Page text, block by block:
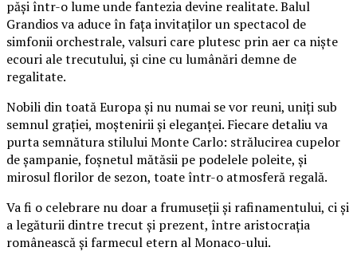
păși într-o lume unde fantezia devine realitate. Balul
Grandios va aduce în fața invitaților un spectacol de
simfonii orchestrale, valsuri care plutesc prin aer ca niște
ecouri ale trecutului, și cine cu lumânări demne de
regalitate.
Nobili din toată Europa și nu numai se vor reuni, uniți sub
semnul grației, moștenirii și eleganței. Fiecare detaliu va
purta semnătura stilului Monte Carlo: strălucirea cupelor
de șampanie, foșnetul mătăsii pe podelele poleite, și
mirosul florilor de sezon, toate într-o atmosferă regală.
Va fi o celebrare nu doar a frumuseții și rafinamentului, ci și
a legăturii dintre trecut și prezent, între aristocrația
românească și farmecul etern al Monaco-ului.